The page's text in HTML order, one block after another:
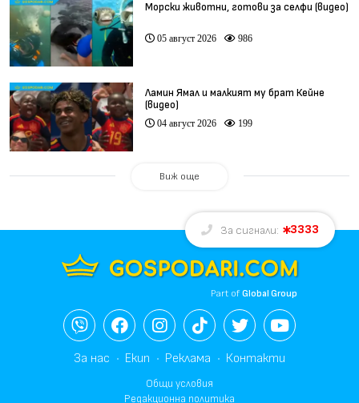
Морски животни, готови за селфи (видео)
05 август 2026 986
Ламин Ямал и малкият му брат Кейне
(видео)
04 август 2026 199
Виж още
За сигнали: 3333
Part ofGlobal Group
За нас Екип Реклама Контакти
Общи условия
Редакционна политика